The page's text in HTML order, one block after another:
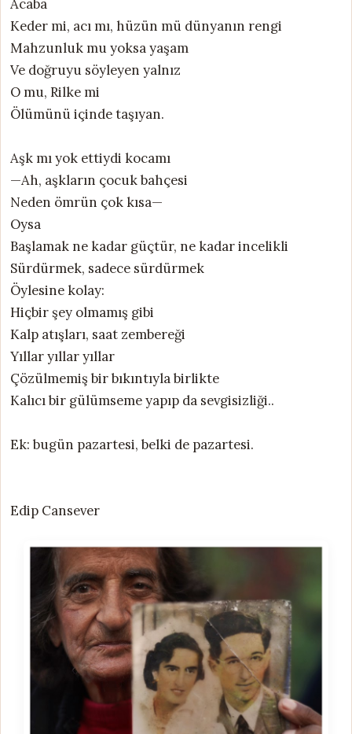
Acaba
Keder mi, acı mı, hüzün mü dünyanın rengi
Mahzunluk mu yoksa yaşam
Ve doğruyu söyleyen yalnız
O mu, Rilke mi
Ölümünü içinde taşıyan.
Aşk mı yok ettiydi kocamı
—Ah, aşkların çocuk bahçesi
Neden ömrün çok kısa—
Oysa
Başlamak ne kadar güçtür, ne kadar incelikli
Sürdürmek, sadece sürdürmek
Öylesine kolay:
Hiçbir şey olmamış gibi
Kalp atışları, saat zembereği
Yıllar yıllar yıllar
Çözülmemiş bir bıkıntıyla birlikte
Kalıcı bir gülümseme yapıp da sevgisizliği..
Ek: bugün pazartesi, belki de pazartesi.
Edip Cansever